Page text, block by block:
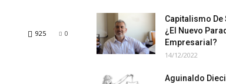
0
925
Capitalismo
¿El Nuevo
Empresarial?
14/12/2022
Aguinaldo